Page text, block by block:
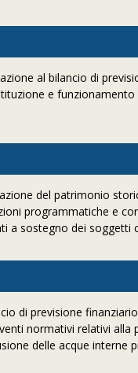
al bilancio di
e
del patrimonio
programmatiche e
a sostegno dei
di previsione
normativi relativi
delle acque